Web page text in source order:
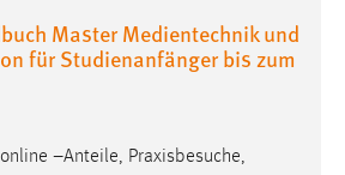
Master Medientechnik und
für Studienanfänger bis zum
–Anteile, Praxisbesuche,